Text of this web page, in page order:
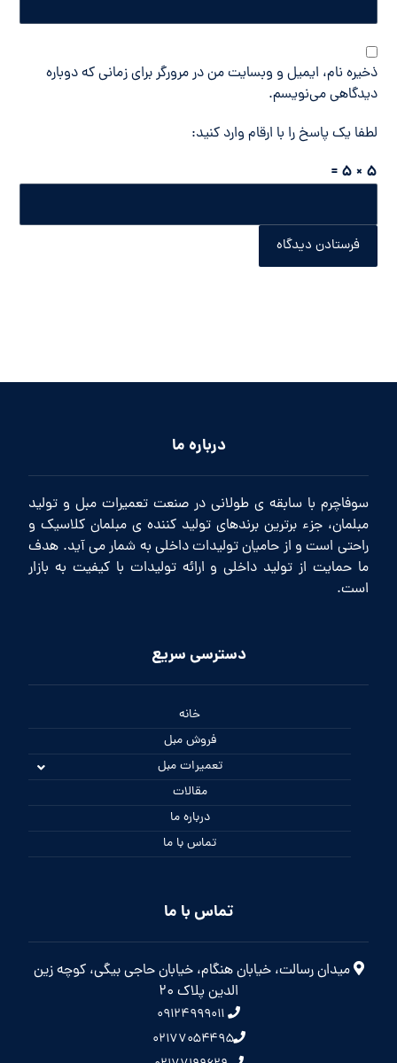
ذخیره نام، ایمیل و وبسایت من در مرورگر برای زمانی که دوباره
دیدگاهی می‌نویسم.
لطفا یک پاسخ را با ارقام وارد کنید:
5 × 5 =
فرستادن دیدگاه
درباره ما
سوفاچرم با سابقه ی طولانی در صنعت تعمیرات مبل و تولید
مبلمان، جزء برترین برندهای تولید کننده ی مبلمان کلاسیک و
راحتی است و از حامیان تولیدات داخلی به شمار می آید. هدف
ما حمایت از تولید داخلی و ارائه تولیدات با کیفیت به بازار
است.
دسترسی سریع
خانه
فروش مبل
تعمیرات مبل
مقالات
درباره ما
تماس با ما
تماس با ما
میدان رسالت، خیابان هنگام، خیابان حاجی بیگی، کوچه زین
الدین پلاک 20
۰۲۱۷۷۰۵۴۴۹۵